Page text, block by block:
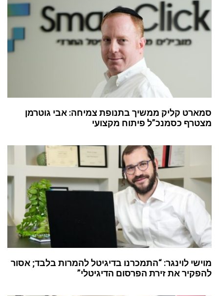
סמארט קליק ממשיך בתנופת צמיחה: אבי גוטרמן
מצטרף כסמנכ”ל פיתוח מקצועי
מוישי לוינגר: “התמכרנו בדיגיטל להמרות בלבד; אסור
להפקיר את זירת הפרסום הדיגיטלי”